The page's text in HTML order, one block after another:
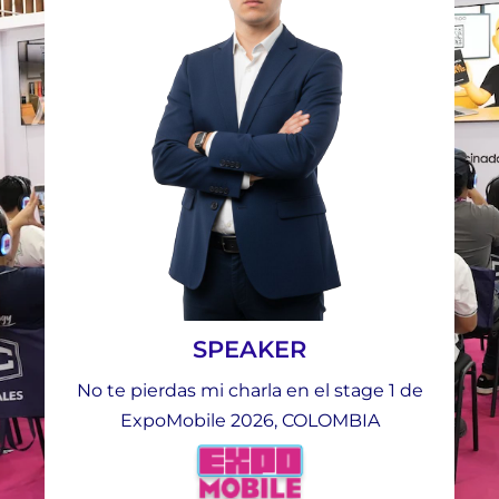
SMARTPHONE DEPOT
PROSHINE
VALOR COMM
REDIAN
HANIN
SPEAKER
No te pierdas mi charla en el stage 1 de
ExpoMobile 2026, COLOMBIA